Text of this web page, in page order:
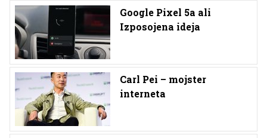
Google Pixel 5a ali
Izposojena ideja
Carl Pei – mojster
interneta